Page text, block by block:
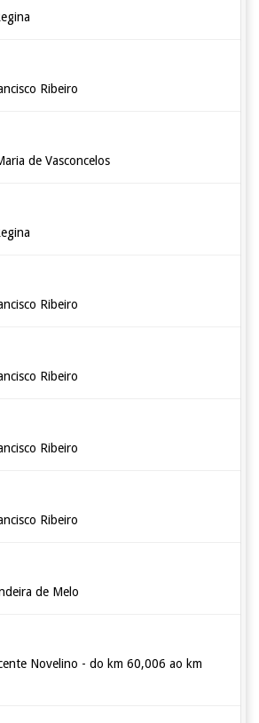
Ribeiro
de Vasconcelos
Ribeiro
Ribeiro
Ribeiro
Ribeiro
de Melo
Novelino - do km 60,006 ao km